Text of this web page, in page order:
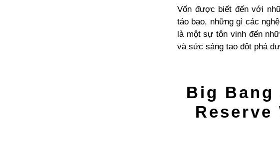
Vốn được biết đến với
táo bạo, những gì các
là một sự tôn vinh đến
và sức sáng tạo đột phá
Big Bang
Reserve